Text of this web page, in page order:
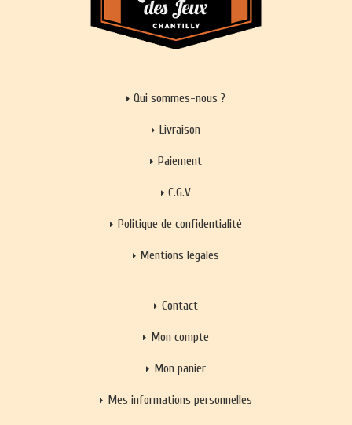
Qui sommes-nous ?
Livraison
Paiement
C.G.V
Politique de confidentialité
Mentions légales
Contact
Mon compte
Mon panier
Mes informations personnelles